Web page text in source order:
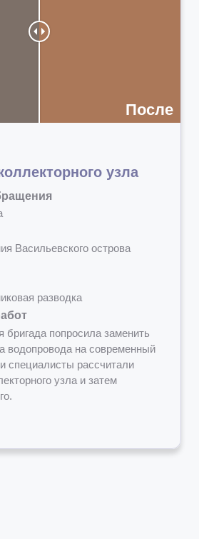
После
узла
Васильевского острова
разводка
бригада попросила заменить
водопровода на современный
специалисты рассчитали
узла и затем